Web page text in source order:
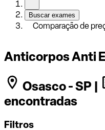
Buscar exames
Comparação de
Anticorpos Anti
Osasco - SP |
encontradas
Filtros